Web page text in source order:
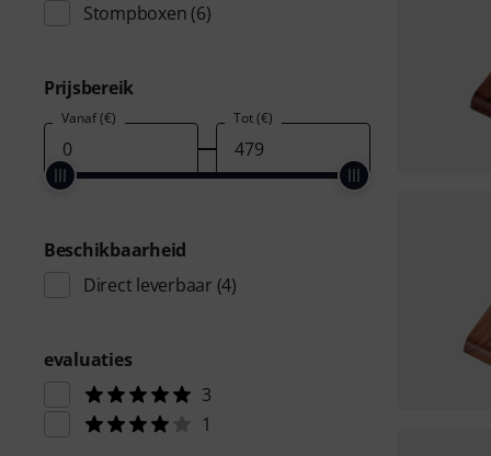
Stompboxen (6)
Prijsbereik
Vanaf (€) Tot (€)
Beschikbaarheid
Direct leverbaar (4)
evaluaties
3
1